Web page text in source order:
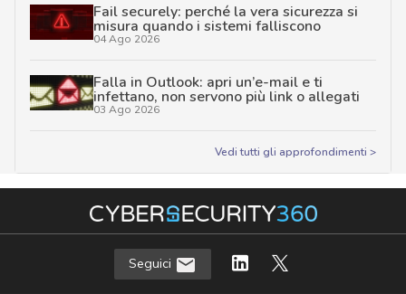
Fail securely: perché la vera sicurezza si
misura quando i sistemi falliscono
04 Ago 2026
Falla in Outlook: apri un’e-mail e ti
infettano, non servono più link o allegati
03 Ago 2026
Vedi tutti gli approfondimenti >
Seguici